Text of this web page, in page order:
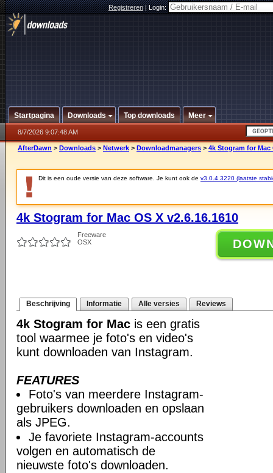
Registreren|Login:
Startpagina Downloads Top downloads Meer
8/7/2026 9:07:48 AM
AfterDawn > Downloads > Netwerk > Downloadmanagers > 4k Stogram for Mac
Dit is een oude versie van deze software. Je kunt ook de v3.0.4.3220 (laatste
4k Stogram for Mac OS X v2.6.16.1610
Freeware
OSX
Beschrijving Informatie Alle versies Reviews
4k Stogram for Mac is een gratis
tool waarmee je foto's en video's
kunt downloaden van Instagram.
FEATURES
Foto's van meerdere Instagram-
gebruikers downloaden en opslaan
als JPEG.
Je favoriete Instagram-accounts
volgen en automatisch de
nieuwste foto's downloaden.